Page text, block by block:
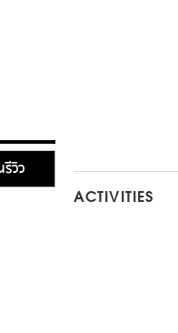
วิว
ACTIVITIES